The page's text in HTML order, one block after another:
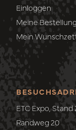
Einloggen
Meine
Mein
ETC Expo, Stand
Randweg 20